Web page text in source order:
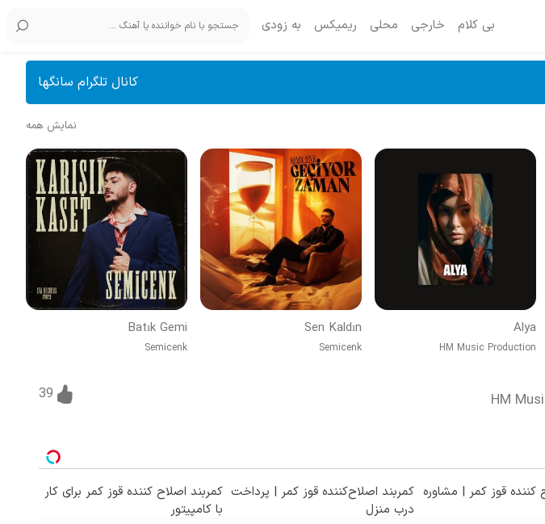
بی کلام خارجی محلی ریمیکس به زودی
کانال تلگرام سانگها
نمایش همه
Alya
HM Music Production
Sen Kaldın
Semicenk
Batık Gemi
Semicenk
39
کننده قوز کمر | مشاوره کمربند اصلاح‌کننده قوز کمر | پرداخت
درب منزل
کمربند اصلاح کننده قوز کمر برای کار
با کامپیتور